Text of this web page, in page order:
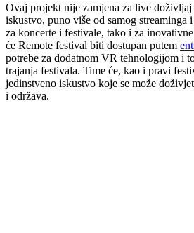
Ovaj projekt nije zamjena za live
iskustvo, puno više od samog
za koncerte i festivale, tako i za
će Remote festival biti dostupan putem
potrebe za dodatnom VR tehnologijom i
trajanja festivala. Time će, kao i pravi
jedinstveno iskustvo koje se može
i održava.